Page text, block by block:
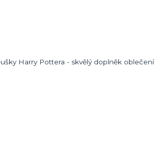
Harry Pottera - skvělý doplněk